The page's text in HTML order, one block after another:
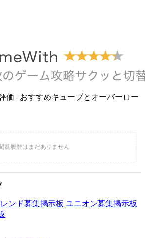
価 | おすすめキューブとオーバーロー
ンド募集掲示板 ユニオン募集掲示板